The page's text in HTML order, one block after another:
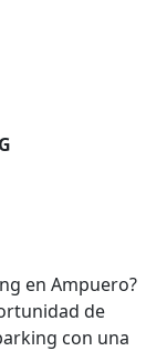
G
en Ampuero?
de
con una